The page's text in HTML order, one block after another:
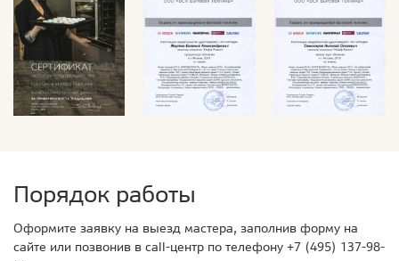
Порядок работы
Оформите заявку на выезд мастера, заполнив форму на
сайте или позвонив в call-центр по телефону +7 (495) 137-98-